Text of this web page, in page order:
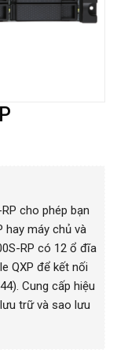
cho phép bạn
hay máy chủ và
RP có 12 ổ đĩa
QXP để kết nối
Cung cấp hiệu
trữ và sao lưu